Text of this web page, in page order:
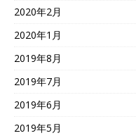
2020年2月
2020年1月
2019年8月
2019年7月
2019年6月
2019年5月